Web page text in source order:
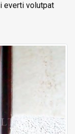
everti volutpat